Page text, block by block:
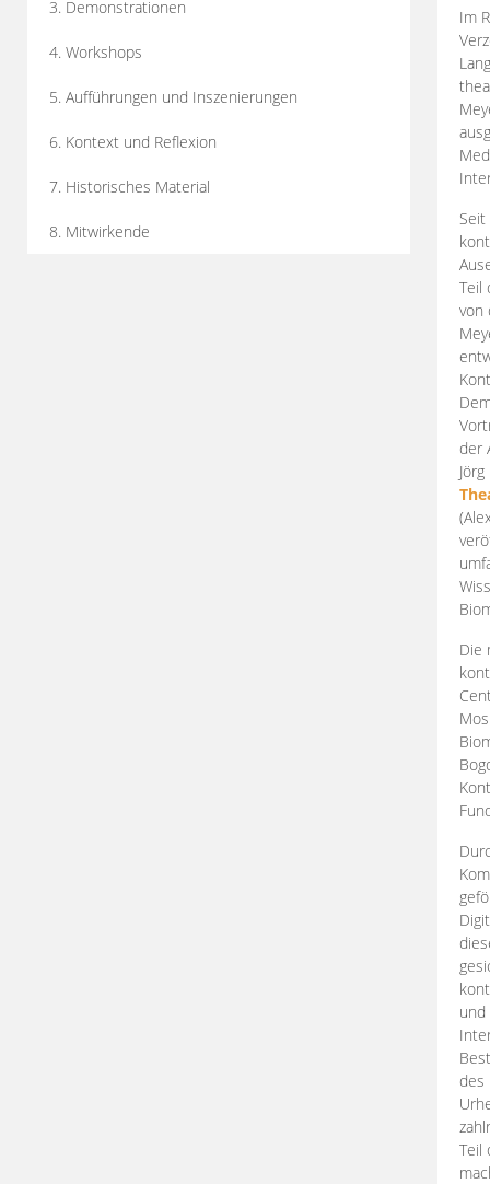
3. Demonstrationen
4. Workshops
5. Aufführungen und Inszenierungen
6. Kontext und Reflexion
7. Historisches Material
8. Mitwirkende
Im
Teil
von
der
Die
des
Teil